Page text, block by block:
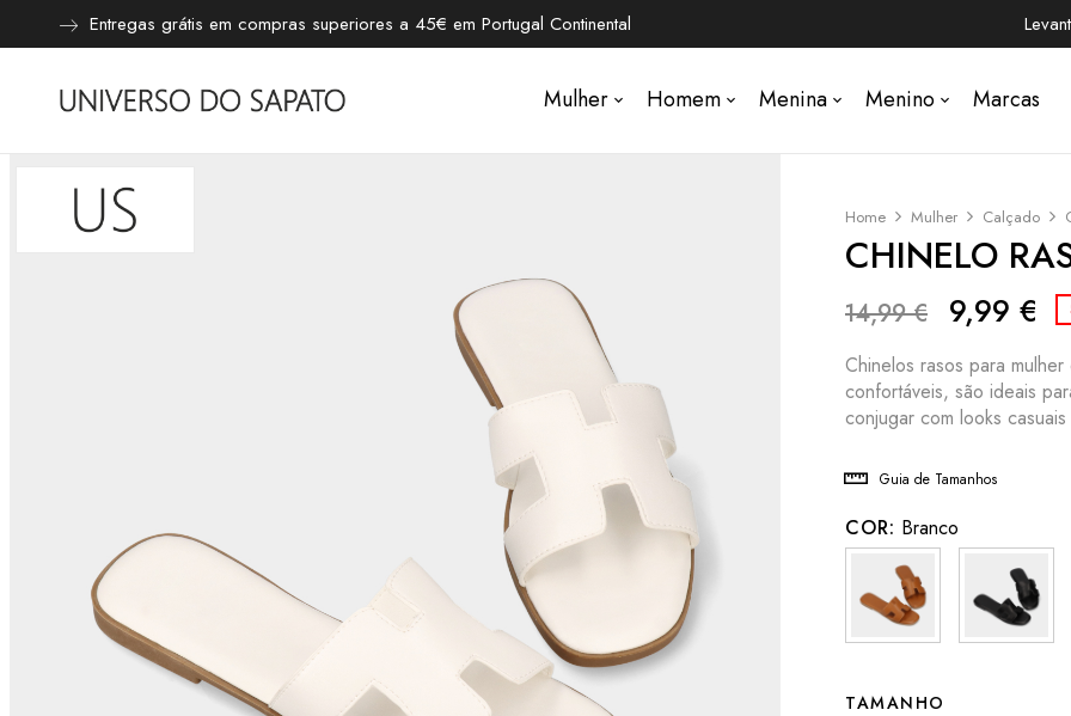
Entregas grátis em compras superiores a 45€ em Portugal Continental
Mulher Homem Menina Menino Marcas
Home Mulher Calçado
CHINELO
14,99€ 9,99 €
Chinelos rasos para
confortáveis, são ideais
conjugar com looks
Guia de Tamanhos
COR: Branco
TAMANHO